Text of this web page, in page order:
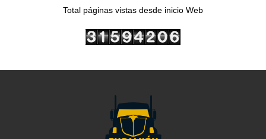
Total páginas vistas desde inicio Web